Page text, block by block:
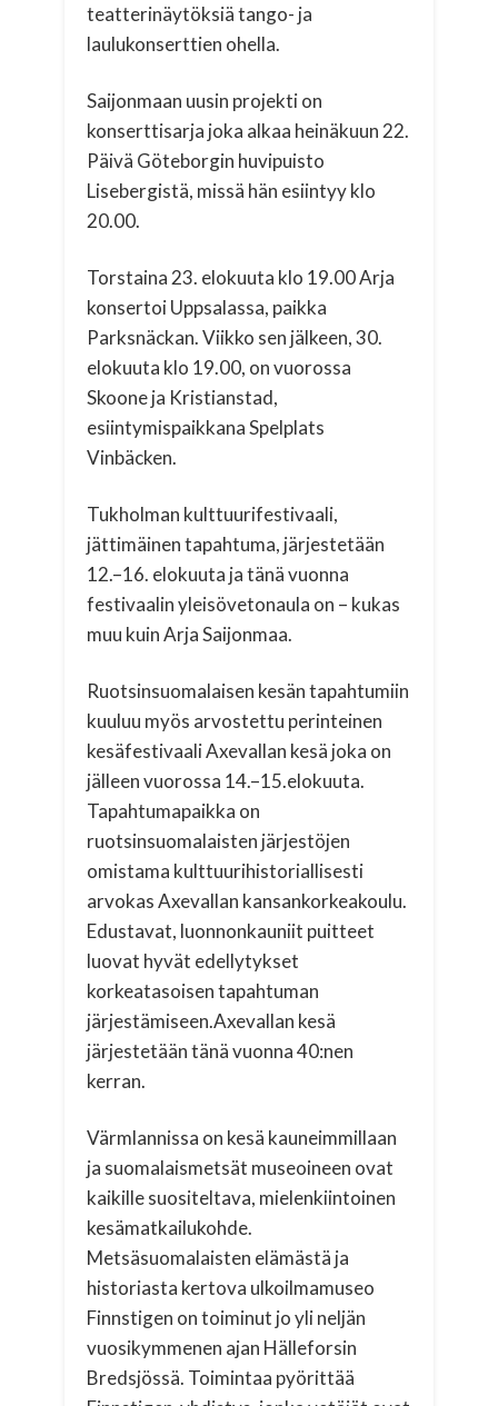
teatterinäytöksiä tango- ja
laulukonserttien ohella.
Saijonmaan uusin projekti on
konserttisarja joka alkaa heinäkuun 22.
Päivä Göteborgin huvipuisto
Lisebergistä, missä hän esiintyy klo
20.00.
Torstaina 23. elokuuta klo 19.00 Arja
konsertoi Uppsalassa, paikka
Parksnäckan. Viikko sen jälkeen, 30.
elokuuta klo 19.00, on vuorossa
Skoone ja Kristianstad,
esiintymispaikkana Spelplats
Vinbäcken.
Tukholman kulttuurifestivaali,
jättimäinen tapahtuma, järjestetään
12.–16. elokuuta ja tänä vuonna
festivaalin yleisövetonaula on – kukas
muu kuin Arja Saijonmaa.
Ruotsinsuomalaisen kesän tapahtumiin
kuuluu myös arvostettu perinteinen
kesäfestivaali Axevallan kesä joka on
jälleen vuorossa 14.–15.elokuuta.
Tapahtumapaikka on
ruotsinsuomalaisten järjestöjen
omistama kulttuurihistoriallisesti
arvokas Axevallan kansankorkeakoulu.
Edustavat, luonnonkauniit puitteet
luovat hyvät edellytykset
korkeatasoisen tapahtuman
järjestämiseen.Axevallan kesä
järjestetään tänä vuonna 40:nen
kerran.
Värmlannissa on kesä kauneimmillaan
ja suomalaismetsät museoineen ovat
kaikille suositeltava, mielenkiintoinen
kesämatkailukohde.
Metsäsuomalaisten elämästä ja
historiasta kertova ulkoilmamuseo
Finnstigen on toiminut jo yli neljän
vuosikymmenen ajan Hälleforsin
Bredsjössä. Toimintaa pyörittää